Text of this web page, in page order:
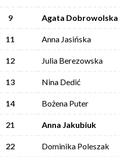
9 Agata Dobrowolska
11 Anna Jasińska
12 Julia Berezowska
13 Nina Dedić
14 Bożena Puter
21 Anna Jakubiuk
22 Dominika Poleszak
9 Agata Dobrowolska
11 Anna Jasińska
12 Julia Berezowska
13 Nina Dedić
14 Bożena Puter
21 Anna Jakubiuk
22 Dominika Poleszak